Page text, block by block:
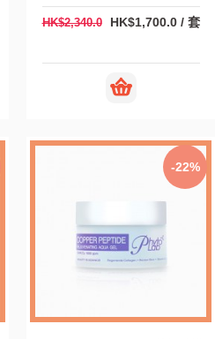
HK$2,340.0 HK$1,700.0 / 套
-22%